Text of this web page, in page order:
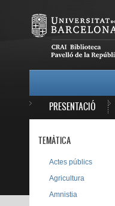
PRESENTACIÓ
TEMÀTICA
Actes públics
Agricultura
Amnistia